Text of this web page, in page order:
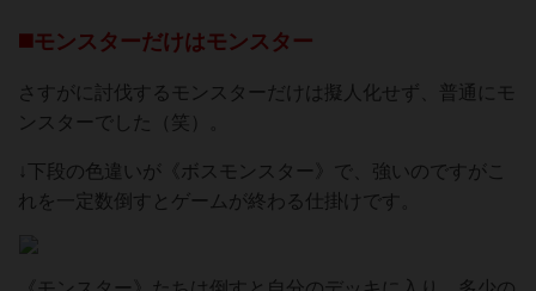
◼️モンスターだけはモンスター
さすがに討伐するモンスターだけは擬人化せず、普通にモ
ンスターでした（笑）。
↓下段の色違いが《ボスモンスター》で、強いのですがこ
れを一定数倒すとゲームが終わる仕掛けです。